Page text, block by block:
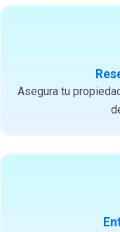
Asegura tu